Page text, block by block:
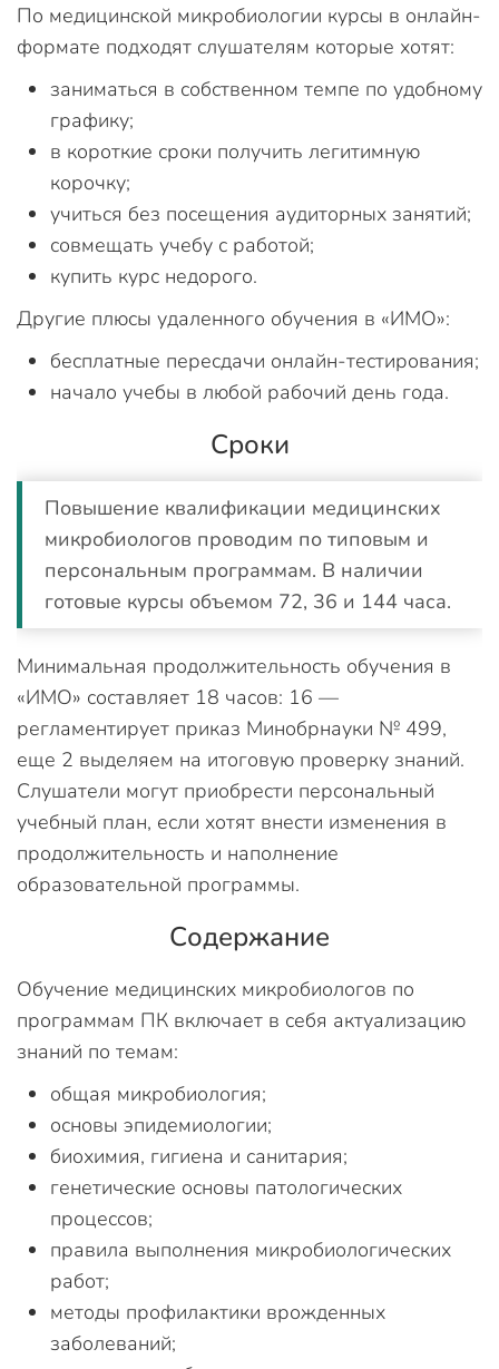
По медицинской микробиологии курсы в онлайн-
формате подходят слушателям которые хотят:
заниматься в собственном темпе по удобному
графику;
в короткие сроки получить легитимную
корочку;
учиться без посещения аудиторных занятий;
совмещать учебу с работой;
купить курс недорого.
Другие плюсы удаленного обучения в «ИМО»:
бесплатные пересдачи онлайн-тестирования;
начало учебы в любой рабочий день года.
Сроки
Повышение квалификации медицинских
микробиологов проводим по типовым и
персональным программам. В наличии
готовые курсы объемом 72, 36 и 144 часа.
Минимальная продолжительность обучения в
«ИМО» составляет 18 часов: 16 —
регламентирует приказ Минобрнауки № 499,
еще 2 выделяем на итоговую проверку знаний.
Слушатели могут приобрести персональный
учебный план, если хотят внести изменения в
продолжительность и наполнение
образовательной программы.
Содержание
Обучение медицинских микробиологов по
программам ПК включает в себя актуализацию
знаний по темам:
общая микробиология;
основы эпидемиологии;
биохимия, гигиена и санитария;
генетические основы патологических
процессов;
правила выполнения микробиологических
работ;
методы профилактики врожденных
заболеваний;